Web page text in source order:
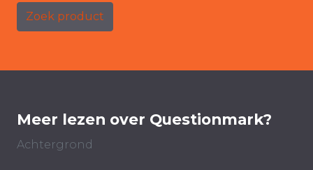
Zoek product
Meer lezen over Questionmark?
Achtergrond